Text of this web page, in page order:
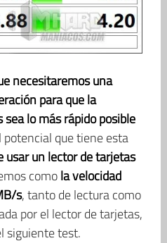
necesitaremos una
para que la
lo más rápido posible
que tiene esta
usar un lector de tarjetas
comola velocidad
s, tanto de lectura como
por el lector de tarjetas,
siguiente test.